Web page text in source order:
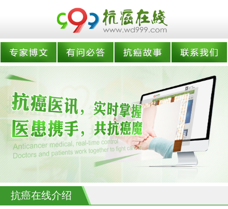
抗癌在线介绍